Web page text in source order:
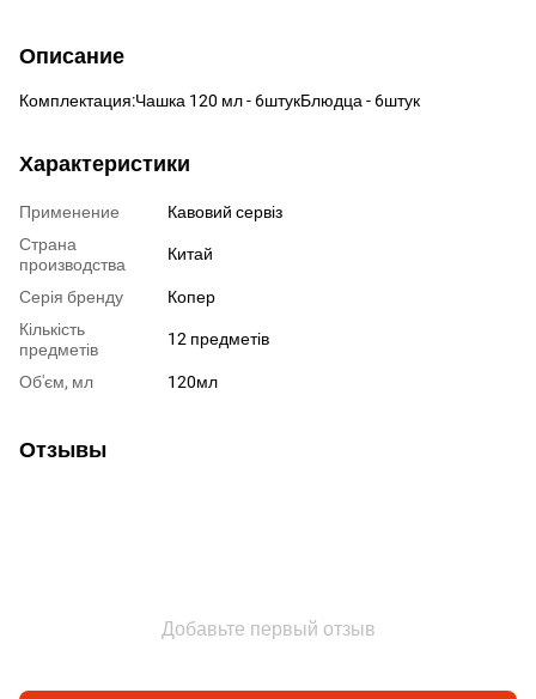
Описание
Комплектация:Чашка 120 мл - 6штукБлюдца - 6штук
Характеристики
Применение
Кавовий сервіз
Страна
производства
Китай
Серія бренду
Копер
Кількість
предметів
12 предметів
Об'єм, мл 120мл
Отзывы
Добавьте первый отзыв